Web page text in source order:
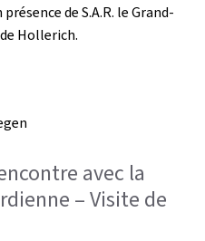
de S.A.R. le Grand-
Hollerich.
avec la
– Visite de